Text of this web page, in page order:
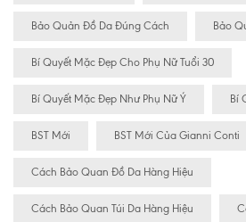
Bảo Quản Đồ Da Đúng Cách Bảo
Bí Quyết Mặc Đẹp Cho Phụ Nữ Tuổi 30
Bí Quyết Mặc Đẹp Như Phụ Nữ Ý Bí
BST Mới BST Mới Của Gianni Conti
Cách Bảo Quan Đồ Da Hàng Hiệu
Cách Bảo Quan Túi Da Hàng Hiệu